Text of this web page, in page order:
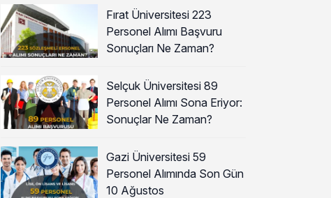
Fırat Üniversitesi 223
Personel Alımı Başvuru
Sonuçları Ne Zaman?
Selçuk Üniversitesi 89
Personel Alımı Sona Eriyor:
Sonuçlar Ne Zaman?
Gazi Üniversitesi 59
Personel Alımında Son Gün
10 Ağustos